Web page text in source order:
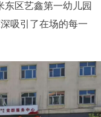
东区艺鑫第一幼儿园
吸引了在场的每一